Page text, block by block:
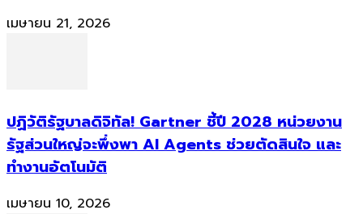
เมษายน 21, 2026
ปฏิวัติรัฐบาลดิจิทัล! Gartner ชี้ปี 2028 หน่วยงาน
รัฐส่วนใหญ่จะพึ่งพา AI Agents ช่วยตัดสินใจ และ
ทำงานอัตโนมัติ
เมษายน 10, 2026